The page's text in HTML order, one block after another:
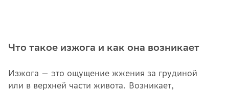
Что такое изжога и как она возникает
Изжога — это ощущение жжения за грудиной
или в верхней части живота. Возникает,